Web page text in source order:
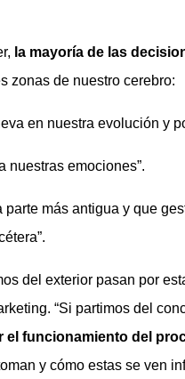
la mayoría de las
zonas de nuestro cerebro:
en nuestra evolución y
nuestras emociones”.
parte más antigua y que
del exterior pasan por
“Si partimos del
el funcionamiento del
y cómo estas se ven